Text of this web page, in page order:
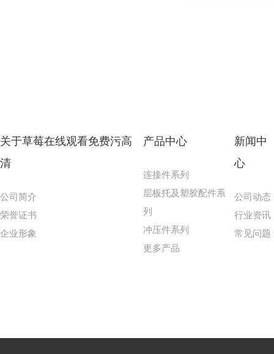
关于草莓在线观看免费污高
清
公司简介
荣誉证书
企业形象
产品中心
连接件系列
层板托及塑胶配件系
列
冲压件系列
更多产品
新闻中
心
公司动态
行业资讯
常见问题